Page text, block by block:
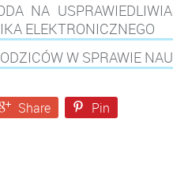
NA
ELEKTRONICZNEGO
W SPRAWIE
Share Pin